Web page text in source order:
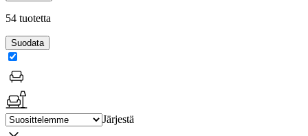
54 tuotetta
Suodata
Järjestä